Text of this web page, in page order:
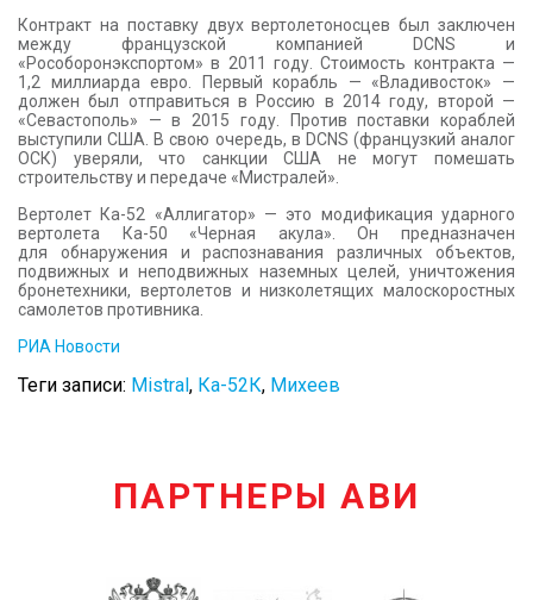
Контракт на поставку двух вертолетоносцев был заключен
между французской компанией DCNS и
«Рособоронэкспортом» в 2011 году. Стоимость контракта —
1,2 миллиарда евро. Первый корабль — «Владивосток» —
должен был отправиться в Россию в 2014 году, второй —
«Севастополь» — в 2015 году. Против поставки кораблей
выступили США. В свою очередь, в DCNS (французкий аналог
ОСК) уверяли, что санкции США не могут помешать
строительству и передаче «Мистралей».
Вертолет Ка-52 «Аллигатор» — это модификация ударного
вертолета Ка-50 «Черная акула». Он предназначен
для обнаружения и распознавания различных объектов,
подвижных и неподвижных наземных целей, уничтожения
бронетехники, вертолетов и низколетящих малоскоростных
самолетов противника.
РИА Новости
Теги записи: Mistral , Ка-52К, Михеев
ПАРТНЕРЫ АВИ